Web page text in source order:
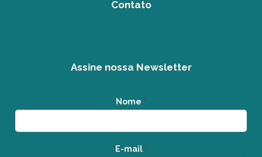
Contato
Assine nossa Newsletter
Nome *
E-mail *